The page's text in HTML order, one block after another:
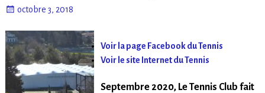
octobre 3, 2018
Voir la page Facebook du Tennis
Voir le site Internet du Tennis
Septembre 2020, Le Tennis Club fait